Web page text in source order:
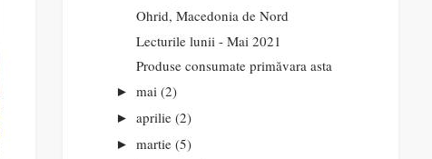
Ohrid, Macedonia de Nord
Lecturile lunii - Mai 2021
Produse consumate primăvara asta
► mai (2)
► aprilie (2)
► martie (5)